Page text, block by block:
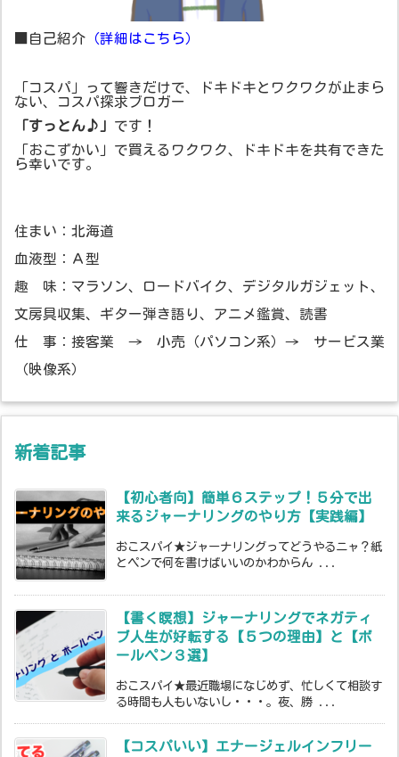
■自己紹介 （詳細はこちら）
「コスパ」って響きだけで、ドキドキとワクワクが止まら
ない、コスパ探求ブロガー
「すっとん♪」 です！
「おこずかい」で買えるワクワク、ドキドキを共有できた
ら幸いです。
住まい：北海道
血液型：Ａ型
趣 味：マラソン、ロードバイク、デジタルガジェット、
文房具収集、ギター弾き語り、アニメ鑑賞、読書
仕 事：接客業 → 小売（パソコン系）→ サービス業
（映像系）
新着記事
【初心者向】簡単６ステップ！５分で出
来るジャーナリングのやり方【実践編】
おこスパイ★ジャーナリングってどうやるニャ？紙
とペンで何を書けばいいのかわからん ...
【書く瞑想】ジャーナリングでネガティ
ブ人生が好転する【５つの理由】と【ボ
ールペン３選】
おこスパイ★最近職場になじめず、忙しくて相談す
る時間も人もいないし・・・。夜、勝 ...
【コスパいい】エナージェルインフリー